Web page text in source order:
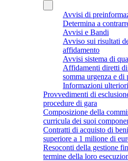
Avvisi di
Determina a
Avvisi e Bandi
Avviso sui risultati
affidamento
Avvisi sistema di
Affidamenti diretti
somma urgenza e
Informazioni ulteriori
Provvedimenti di
procedure di gara
Composizione della
curricula dei suoi
Contratti di acquisto di
superiore a 1 milione di
Resoconti della gestione
termine della loro